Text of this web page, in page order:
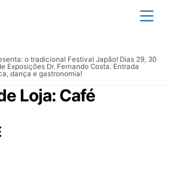
o tradicional Festival Japão! Dias 29, 30
Exposições Dr. Fernando Costa. Entrada
dança e gastronomia!
Loja: Café